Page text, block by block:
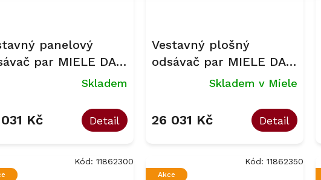
panelový
par MIELE DAS
Obsidian černáSkladem
Kč Detail
Vestavný plošný
odsávač par MIELE DA
Skladem v Miele
26 031 Kč Detail
Kód: 11862300
Akce
Kód: 11862350